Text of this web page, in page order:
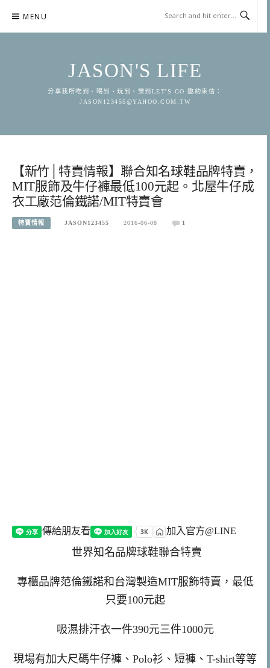
content
MENU
JASON'S LIFE
分享我所吃到、喝到、玩到、樂到LET'S GO 邀約來信：
JASON123455@YAHOO.COM.TW
【新竹│特賣情報】聯合知名球鞋品牌特賣，
MIT服飾及牛仔褲最低100元起。北屋牛仔成
衣工廠范倫鐵諾/MIT特賣會
特賣情報 JASON123455 2016-06-08 1
傳給朋友看 加入官方@LINE
世界知名品牌球鞋聯合特賣
專櫃品牌范倫鐵諾和台灣製造MIT服飾特賣，最低
只要100元起
吸濕排汗衣一件390元三件1000元
現場有加大尺碼牛仔褲、Polo衫、短褲、T-shirt等等